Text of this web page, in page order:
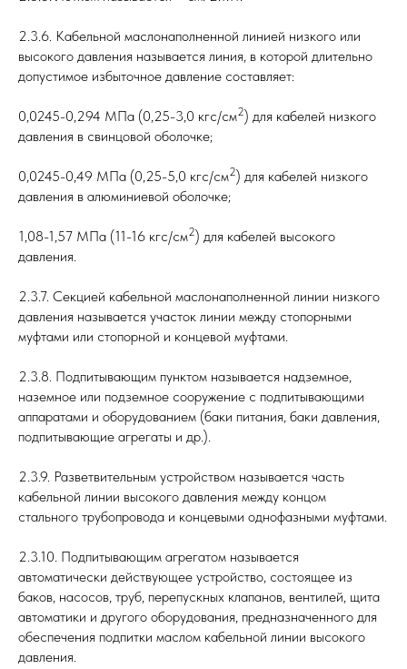
2.3.6. Кабельной маслонаполненной линией низкого или
высокого давления называется линия, в которой длительно
допустимое избыточное давление составляет:
0,0245-0,294 МПа (0,25-3,0 кгс/см2) для кабелей низкого
давления в свинцовой оболочке;
0,0245-0,49 МПа (0,25-5,0 кгс/см2) для кабелей низкого
давления в алюминиевой оболочке;
1,08-1,57 МПа (11-16 кгс/см2) для кабелей высокого
давления.
2.3.7. Секцией кабельной маслонаполненной линии низкого
давления называется участок линии между стопорными
муфтами или стопорной и концевой муфтами.
2.3.8. Подпитывающим пунктом называется надземное,
наземное или подземное сооружение с подпитывающими
аппаратами и оборудованием (баки питания, баки давления,
подпитывающие агрегаты и др.).
2.3.9. Разветвительным устройством называется часть
кабельной линии высокого давления между концом
стального трубопровода и концевыми однофазными муфтами.
2.3.10. Подпитывающим агрегатом называется
автоматически действующее устройство, состоящее из
баков, насосов, труб, перепускных клапанов, вентилей, щита
автоматики и другого оборудования, предназначенного для
обеспечения подпитки маслом кабельной линии высокого
давления.